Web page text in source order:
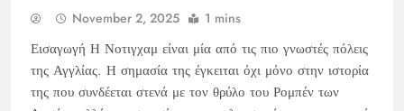
November 2, 2025 1 mins
Εισαγωγή Η Νοτιγχαμ είναι μία από τις πιο γνωστές πόλεις
της Αγγλίας. Η σημασία της έγκειται όχι μόνο στην ιστορία
της που συνδέεται στενά με τον θρύλο του Ρομπέν των